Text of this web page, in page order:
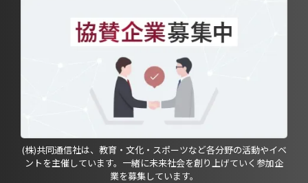
(株)共同通信社は、教育・文化・スポーツなど各分野の活動やイベ
ントを主催しています。一緒に未来社会を創り上げていく参加企
業を募集しています。